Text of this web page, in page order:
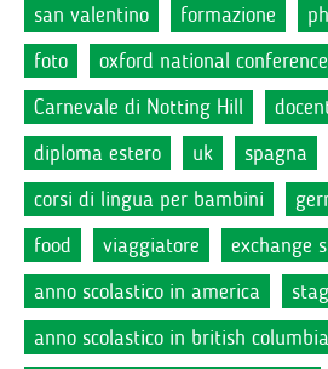
san valentino
formazione
foto
oxford national conference
Carnevale di Notting Hill
diploma estero
uk
spagna
corsi di lingua per bambini
food
viaggiatore
exchange
anno scolastico in america
anno scolastico in british columbia